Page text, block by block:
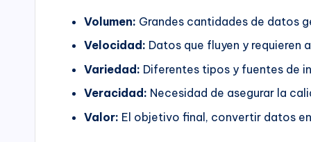
Volumen: Grandes cantidades de datos
Velocidad: Datos que fluyen y requieren
Variedad: Diferentes tipos y fuentes de
Veracidad: Necesidad de asegurar la
Valor: El objetivo final, convertir datos